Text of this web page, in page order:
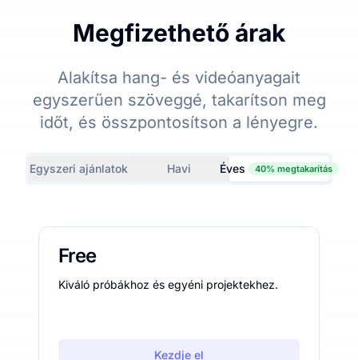
Megfizethető árak
Alakítsa hang- és videóanyagait
egyszerűen szöveggé, takarítson meg
időt, és összpontosítson a lényegre.
Egyszeri ajánlatok Havi Éves 40% megtakarítás
Free
Kiváló próbákhoz és egyéni projektekhez.
Kezdje el